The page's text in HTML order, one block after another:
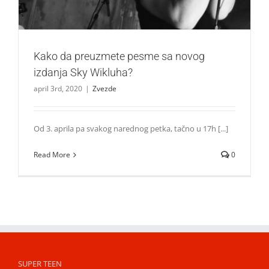
Kako da preuzmete pesme sa novog
izdanja Sky Wikluha?
april 3rd, 2020 | Zvezde
Od 3. aprila pa svakog narednog petka, tačno u 17h [...]
Read More 0
SUPER TEEN